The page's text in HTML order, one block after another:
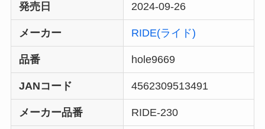
発売日 2024-09-26
メーカー RIDE(ライド)
品番 hole9669
JANコード 4562309513491
メーカー品番 RIDE-230